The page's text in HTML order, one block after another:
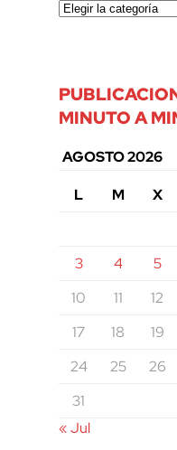
MINUTO A
AGOSTO 2026
L
M X
3
4 5
10
11 12
17
18 19
24
25 26
31
« Jul